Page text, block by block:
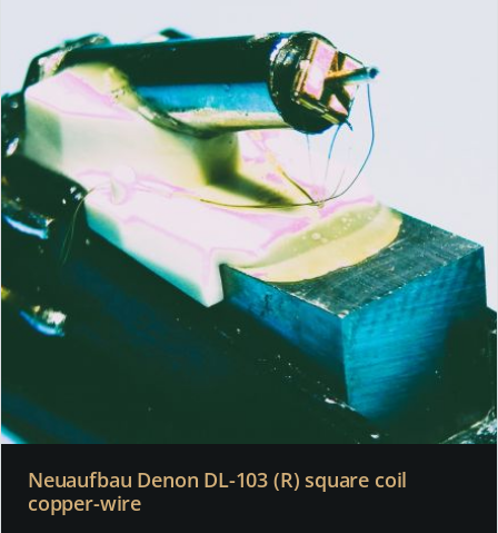
Neuaufbau Denon DL-103 (R) square coil
copper-wire